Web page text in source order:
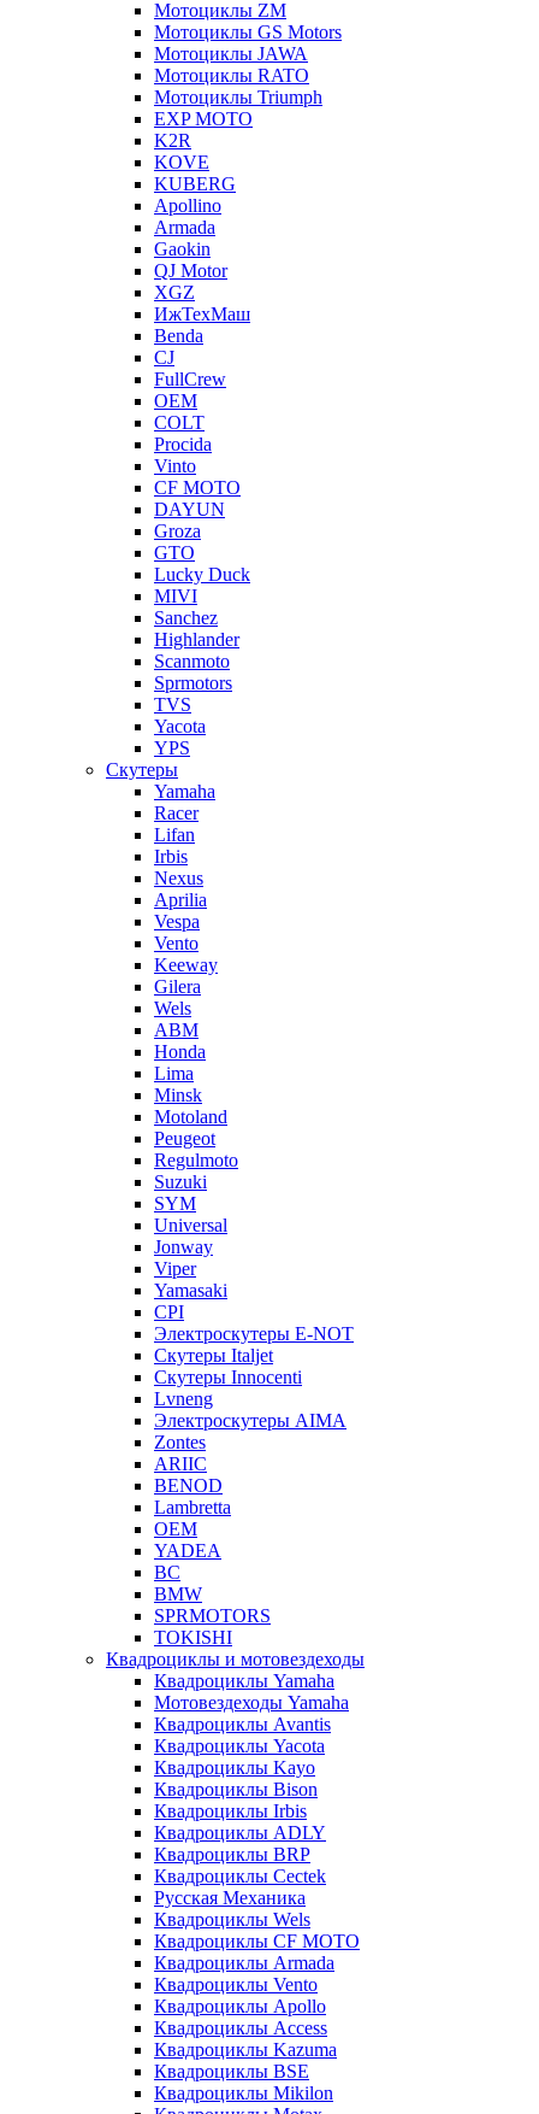
Мотоциклы ZM
Мотоциклы GS Motors
Мотоциклы JAWA
Мотоциклы RATO
Мотоциклы Triumph
EXP MOTO
K2R
KOVE
KUBERG
Apollino
Armada
Gaokin
QJ Motor
XGZ
ИжТехМаш
Benda
CJ
FullCrew
OEM
COLT
Procida
Vinto
CF MOTO
DAYUN
Groza
GTO
Lucky Duck
MIVI
Sanchez
Highlander
Scanmoto
Sprmotors
TVS
Yacota
YPS
Скутеры
Yamaha
Racer
Lifan
Irbis
Nexus
Aprilia
Vespa
Vento
Keeway
Gilera
Wels
ABM
Honda
Lima
Minsk
Motoland
Peugeot
Regulmoto
Suzuki
SYM
Universal
Jonway
Viper
Yamasaki
CPI
Электроскутеры E-NOT
Скутеры Italjet
Скутеры Innocenti
Lvneng
Электроскутеры AIMA
Zontes
ARIIC
BENOD
Lambretta
OEM
YADEA
BC
BMW
SPRMOTORS
TOKISHI
Квадроциклы и мотовездеходы
Квадроциклы Yamaha
Мотовездеходы Yamaha
Квадроциклы Avantis
Квадроциклы Yacota
Квадроциклы Kayo
Квадроциклы Bison
Квадроциклы Irbis
Квадроциклы ADLY
Квадроциклы BRP
Квадроциклы Cectek
Русская Механика
Квадроциклы Wels
Квадроциклы CF MOTO
Квадроциклы Armada
Квадроциклы Vento
Квадроциклы Apollo
Квадроциклы Access
Квадроциклы Kazuma
Квадроциклы BSE
Квадроциклы Mikilon